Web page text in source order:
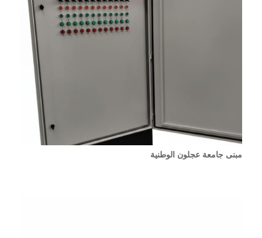
مبنى جامعة عجلون الوطنية